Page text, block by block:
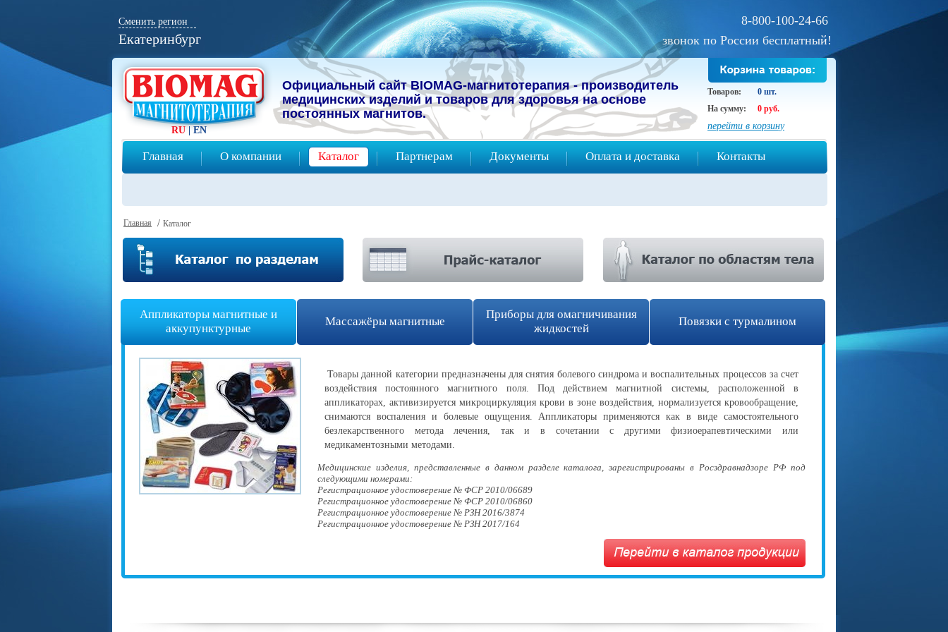
Официальный сайт BIOMAG-магнитотерапия - прoизвoдитeль
мeдицинcких изделий и товаров для здоровья на основе
постоянных магнитов.
Главная О компании Каталог Партнерам Документы Оплата и доставка Контакты
RU | EN
Товаров:
0 шт.
На сумму:
0 руб.
перейти в корзину
Сменить регион
Екатеринбург
8-800-100-24-66
звонок по России бесплатный!
Главная / Каталог
Аппликаторы магнитные и
аккупунктурные
Массажёры магнитные
Приборы для омагничивания
жидкостей
Повязки с турмалином
Товары данной категории предназначены для снятия болевого синдрома и воспалительных процессов за счет
воздействия постоянного магнитного поля. Под действием магнитной системы, расположенной в
аппликаторах, активизируется микроциркуляция крови в зоне воздействия, нормализуется кровообращение,
снимаются воспаления и болевые ощущения. Аппликаторы применяются как в виде самостоятельного
безлекарственного метода лечения, так и в сочетании с другими физиоерапевтическими или
медикаментозными методами.
Медицинские изделия, представленные в данном разделе каталога, зарегистрированы в Росздравнадзоре РФ под
следующими номерами:
Регистрационное удостоверение № ФСР 2010/06689
Регистрационное удостоверение № ФСР 2010/06860
Регистрационное удостоверение № РЗН 2016/3874
Регистрационное удостоверение № РЗН 2017/164